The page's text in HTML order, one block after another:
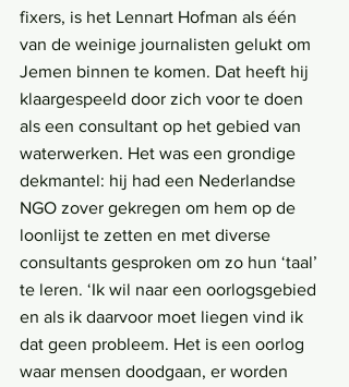
fixers, is het Lennart Hofman als één
van de weinige journalisten gelukt om
Jemen binnen te komen. Dat heeft hij
klaargespeeld door zich voor te doen
als een consultant op het gebied van
waterwerken. Het was een grondige
dekmantel: hij had een Nederlandse
NGO zover gekregen om hem op de
loonlijst te zetten en met diverse
consultants gesproken om zo hun ‘taal’
te leren. ‘Ik wil naar een oorlogsgebied
en als ik daarvoor moet liegen vind ik
dat geen probleem. Het is een oorlog
waar mensen doodgaan, er worden